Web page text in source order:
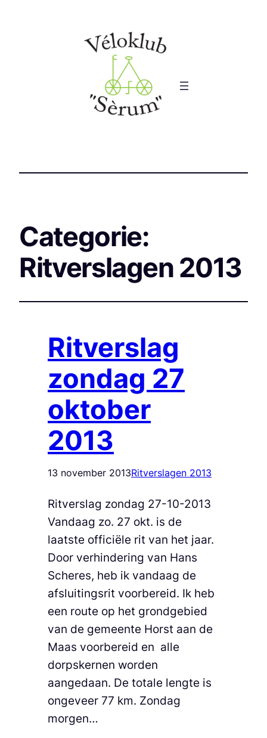
Categorie:
Ritverslagen 2013
Ritverslag
zondag 27
oktober
2013
13 november 2013Ritverslagen 2013
Ritverslag zondag 27-10-2013
Vandaag zo. 27 okt. is de
laatste officiële rit van het jaar.
Door verhindering van Hans
Scheres, heb ik vandaag de
afsluitingsrit voorbereid. Ik heb
een route op het grondgebied
van de gemeente Horst aan de
Maas voorbereid en alle
dorpskernen worden
aangedaan. De totale lengte is
ongeveer 77 km. Zondag
morgen…